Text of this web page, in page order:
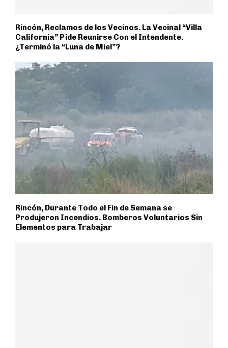
Rincón, Reclamos de los Vecinos. La Vecinal “Villa
California” Pide Reunirse Con el Intendente.
¿Terminó la “Luna de Miel”?
Rincón, Durante Todo el Fin de Semana se
Produjeron Incendios. Bomberos Voluntarios Sin
Elementos para Trabajar